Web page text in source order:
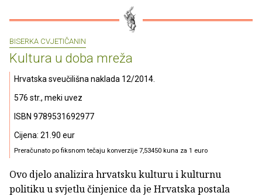
BISERKA CVJETIČANIN
Kultura u doba mreža
Hrvatska sveučilišna naklada 12/2014.
576 str., meki uvez
ISBN 9789531692977
Cijena: 21.90 eur
Preračunato po fiksnom tečaju konverzije 7,53450 kuna za 1 euro
Ovo djelo analizira hrvatsku kulturu i kulturnu
politiku u svjetlu činjenice da je Hrvatska postala